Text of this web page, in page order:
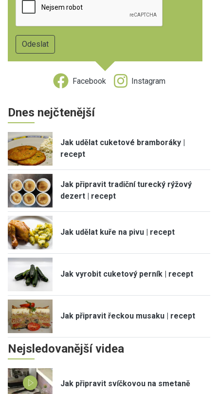
Facebook Instagram
Dnes nejčtenější
Jak udělat cuketové bramboráky |
recept
Jak připravit tradiční turecký rýžový
dezert | recept
Jak udělat kuře na pivu | recept
Jak vyrobit cuketový perník | recept
Jak připravit řeckou musaku | recept
Nejsledovanější videa
Jak připravit svíčkovou na smetaně